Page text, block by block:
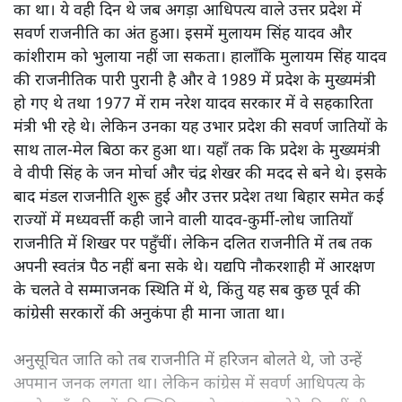
का था। ये वही दिन थे जब अगड़ा आधिपत्य वाले उत्तर प्रदेश में
सवर्ण राजनीति का अंत हुआ। इसमें मुलायम सिंह यादव और
कांशीराम को भुलाया नहीं जा सकता। हालाँकि मुलायम सिंह यादव
की राजनीतिक पारी पुरानी है और वे 1989 में प्रदेश के मुख्यमंत्री
हो गए थे तथा 1977 में राम नरेश यादव सरकार में वे सहकारिता
मंत्री भी रहे थे। लेकिन उनका यह उभार प्रदेश की सवर्ण जातियों के
साथ ताल-मेल बिठा कर हुआ था। यहाँ तक कि प्रदेश के मुख्यमंत्री
वे वीपी सिंह के जन मोर्चा और चंद्र शेखर की मदद से बने थे। इसके
बाद मंडल राजनीति शुरू हुई और उत्तर प्रदेश तथा बिहार समेत कई
राज्यों में मध्यवर्त्ती कही जाने वाली यादव-कुर्मी-लोध जातियाँ
राजनीति में शिखर पर पहुँचीं। लेकिन दलित राजनीति में तब तक
अपनी स्वतंत्र पैठ नहीं बना सके थे। यद्यपि नौकरशाही में आरक्षण
के चलते वे सम्माजनक स्थिति में थे, किंतु यह सब कुछ पूर्व की
कांग्रेसी सरकारों की अनुकंपा ही माना जाता था।
अनुसूचित जाति को तब राजनीति में हरिजन बोलते थे, जो उन्हें
अपमान जनक लगता था। लेकिन कांग्रेस में सवर्ण आधिपत्य के